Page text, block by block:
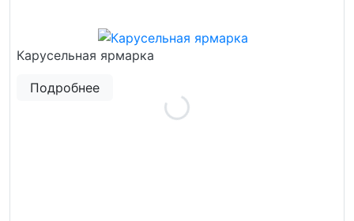
Карусельная ярмарка
Подробнее